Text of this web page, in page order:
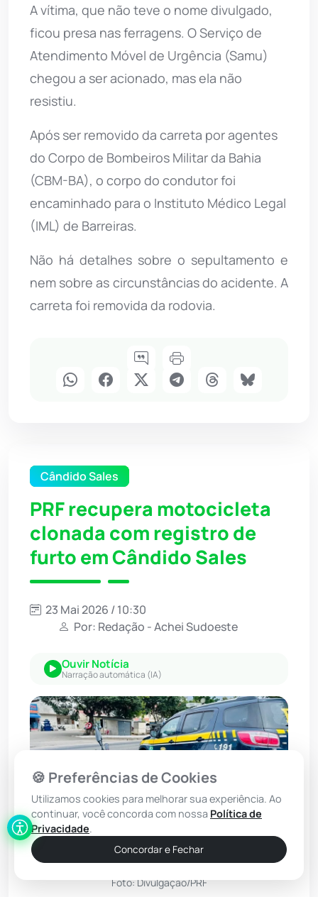
A vítima, que não teve o nome divulgado,
ficou presa nas ferragens. O Serviço de
Atendimento Móvel de Urgência (Samu)
chegou a ser acionado, mas ela não
resistiu.
Após ser removido da carreta por agentes
do Corpo de Bombeiros Militar da Bahia
(CBM-BA), o corpo do condutor foi
encaminhado para o Instituto Médico Legal
(IML) de Barreiras.
Não há detalhes sobre o sepultamento e
nem sobre as circunstâncias do acidente. A
carreta foi removida da rodovia.
Cândido Sales
PRF recupera motocicleta
clonada com registro de
furto em Cândido Sales
23 Mai 2026 / 10:30
Por: Redação - Achei Sudoeste
Ouvir Notícia
Narração automática (IA)
Foto: Divulgação/PRF
🍪 Preferências de Cookies
Utilizamos cookies para melhorar sua experiência. Ao
continuar, você concorda com nossa Política de
Privacidade.
Concordar e Fechar